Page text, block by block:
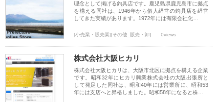
理念として掲げる釣具店です。鹿児島県鹿児島市に拠点
を構える同社は、1946年から個人経営の釣具店を経営
してきた実績があります。1972年には有限会社化…
[小売業・販売業][その他_販売・卸] 0views
株式会社大阪ヒカリ
株式会社大阪ヒカリは、大阪市北区に拠点を構える企業
です。昭和32年にヒカリ興業株式会社の大阪出張所と
して発足した同社は、昭和40年には営業所に、昭和53
年には支店へと昇格しました。昭和58年になると株…